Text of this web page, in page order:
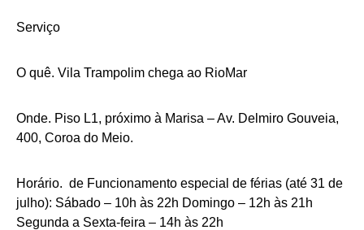
Serviço
O quê. Vila Trampolim chega ao RioMar
Onde. Piso L1, próximo à Marisa – Av. Delmiro Gouveia,
400, Coroa do Meio.
Horário. de Funcionamento especial de férias (até 31 de
julho): Sábado – 10h às 22h Domingo – 12h às 21h
Segunda a Sexta-feira – 14h às 22h